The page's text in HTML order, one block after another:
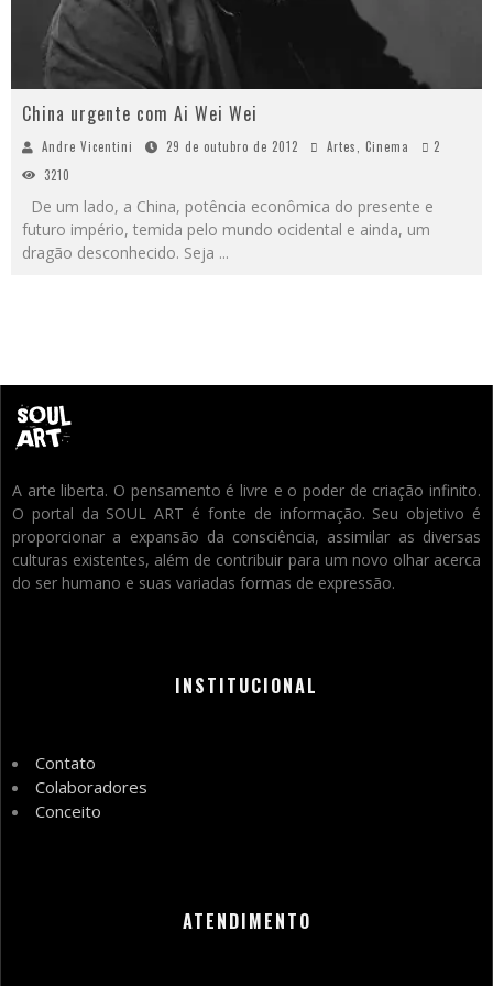
China urgente com Ai Wei Wei
Andre Vicentini 29 de outubro de 2012 Artes, Cinema
2
3210
De um lado, a China, potência econômica do presente e
futuro império, temida pelo mundo ocidental e ainda, um
dragão desconhecido. Seja ...
A arte liberta. O pensamento é livre e o poder de criação infinito.
O portal da SOUL ART é fonte de informação. Seu objetivo é
proporcionar a expansão da consciência, assimilar as diversas
culturas existentes, além de contribuir para um novo olhar acerca
do ser humano e suas variadas formas de expressão.
INSTITUCIONAL
Contato
Colaboradores
Conceito
ATENDIMENTO